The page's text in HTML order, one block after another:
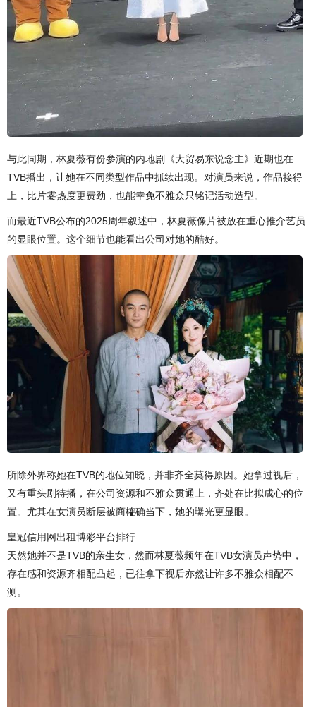
与此同期，林夏薇有份参演的内地剧《大贸易东说念主》近期也在
TVB播出，让她在不同类型作品中抓续出现。对演员来说，作品接得
上，比片霎热度更费劲，也能幸免不雅众只铭记活动造型。
而最近TVB公布的2025周年叙述中，林夏薇像片被放在重心推介艺员
的显眼位置。这个细节也能看出公司对她的酷好。
所除外界称她在TVB的地位知晓，并非齐全莫得原因。她拿过视后，
又有重头剧待播，在公司资源和不雅众贯通上，齐处在比拟成心的位
置。尤其在女演员断层被商榷确当下，她的曝光更显眼。
皇冠信用网出租博彩平台排行
天然她并不是TVB的亲生女，然而林夏薇频年在TVB女演员声势中，
存在感和资源齐相配凸起，已往拿下视后亦然让许多不雅众相配不
测。